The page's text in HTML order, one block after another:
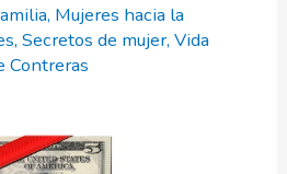
, Mujeres hacia la
,Secretos de mujer,Vida
Contreras